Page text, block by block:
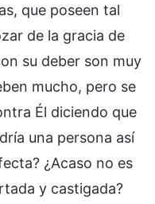
que poseen tal
de la gracia de
su deber son muy
mucho, pero se
Él diciendo que
una persona así
¿Acaso no es
y castigada?